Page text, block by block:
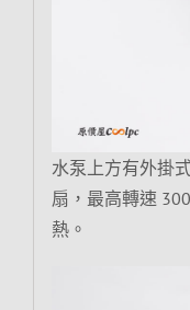
水泵上方有外掛
扇，最高轉速
熱。